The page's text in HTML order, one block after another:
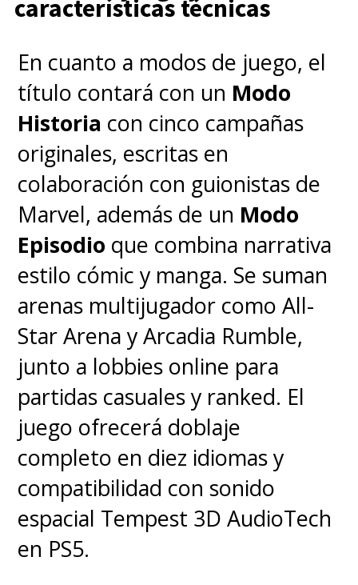
características técnicas
En cuanto a modos de juego, el
título contará con un Modo
Historia con cinco campañas
originales, escritas en
colaboración con guionistas de
Marvel, además de un Modo
Episodio que combina narrativa
estilo cómic y manga. Se suman
arenas multijugador como All-
Star Arena y Arcadia Rumble,
junto a lobbies online para
partidas casuales y ranked. El
juego ofrecerá doblaje
completo en diez idiomas y
compatibilidad con sonido
espacial Tempest 3D AudioTech
en PS5.